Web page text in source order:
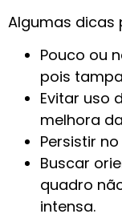
Algumas dicas
Pouco ou
pois
Evitar uso
melhora
Persistir
Buscar
quadro
intensa.